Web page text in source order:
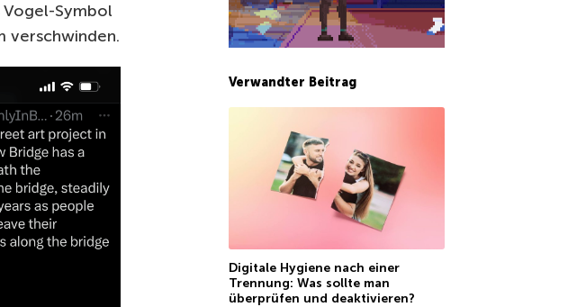
Vogel-Symbol
verschwinden.
Verwandter Beitrag
Digitale Hygiene nach einer
Trennung: Was sollte man
überprüfen und deaktivieren?